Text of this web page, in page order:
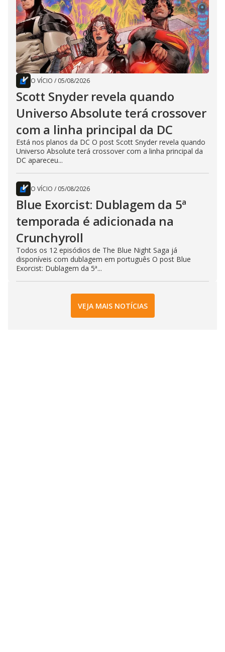
O VÍCIO / 05/08/2026
Scott Snyder revela quando
Universo Absolute terá crossover
com a linha principal da DC
Está nos planos da DC O post Scott Snyder revela quando
Universo Absolute terá crossover com a linha principal da
DC apareceu...
O VÍCIO / 05/08/2026
Blue Exorcist: Dublagem da 5ª
temporada é adicionada na
Crunchyroll
Todos os 12 episódios de The Blue Night Saga já
disponíveis com dublagem em português O post Blue
Exorcist: Dublagem da 5ª...
VEJA MAIS NOTÍCIAS